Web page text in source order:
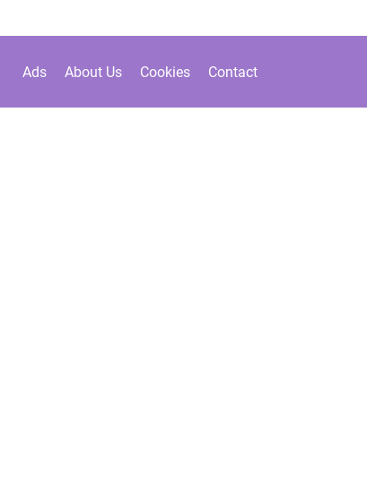
Ads About Us Cookies Contact